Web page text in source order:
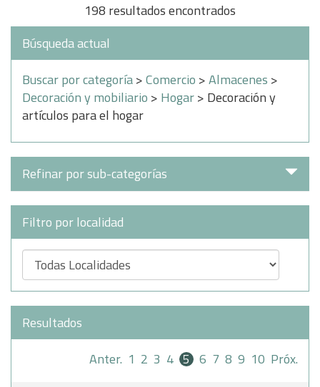
198 resultados encontrados
Búsqueda actual
Buscar por categoría>Comercio >Almacenes >
Decoración y mobiliario > Hogar> Decoración y
artículos para el hogar
Refinar por sub-categorías
Filtro por localidad
Resultados
Anter. 1 2 3 4 5 6 7 8 9 10 Próx.